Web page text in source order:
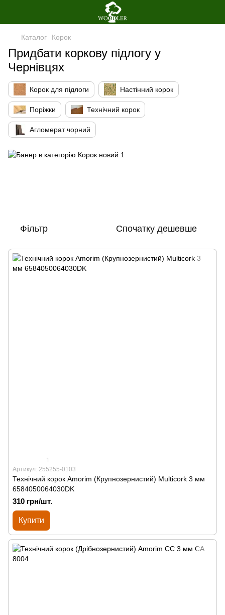
Каталог Корок
Придбати коркову підлогу у
Чернівцях
Корок для підлоги Настінний корок
Поріжки Технічний корок
Агломерат чорний
Фільтр Спочатку дешевше
1
Артикул: 255255-0103
Технічний корок Amorim (Крупнозернистий) Multicork 3 мм
6584050064030DK
310 грн/шт.
Купити